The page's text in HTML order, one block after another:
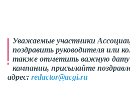
Уважаемые участники
поздравить руководителя или
также отметить важную дату
компании, присылайте
адрес: redactor@acgi.ru